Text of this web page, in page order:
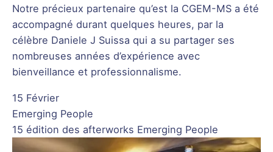
Notre précieux partenaire qu’est la CGEM-MS a été
accompagné durant quelques heures, par la
célèbre Daniele J Suissa qui a su partager ses
nombreuses années d’expérience avec
bienveillance et professionnalisme.
15 Février
Emerging People
15 édition des afterworks Emerging People